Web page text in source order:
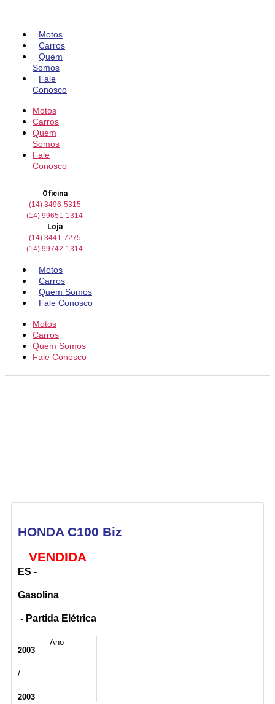
conteúdo
Motos
Carros
Quem
Somos
Fale
Conosco
Motos
Carros
Quem
Somos
Fale
Conosco
Oficina
(14) 3496-5315
(14) 99651-1314
Loja
(14) 3441-7275
(14) 99742-1314
Motos
Carros
Quem Somos
Fale Conosco
Motos
Carros
Quem Somos
Fale Conosco
HONDA C100 Biz
VENDIDA
ES -
Gasolina
- Partida Elétrica
Ano
2003
/
2003